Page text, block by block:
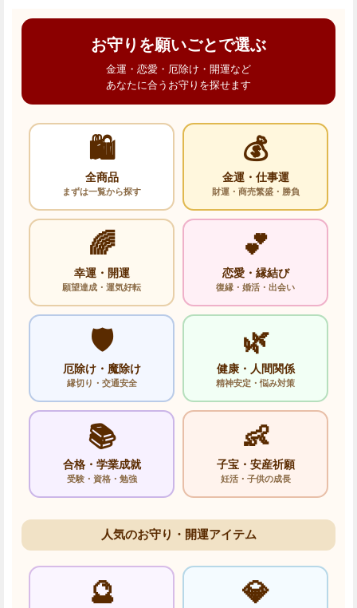
お守りを願いごとで選ぶ
金運・恋愛・厄除け・開運など
あなたに合うお守りを探せます
🛍️
全商品
まずは一覧から探す
💰
金運・仕事運
財運・商売繁盛・勝負
🌈
幸運・開運
願望達成・運気好転
💕
恋愛・縁結び
復縁・婚活・出会い
🛡️
厄除け・魔除け
縁切り・交通安全
🌿
健康・人間関係
精神安定・悩み対策
📚
合格・学業成就
受験・資格・勉強
👶
子宝・安産祈願
妊活・子供の成長
人気のお守り・開運アイテム
🔮 💎